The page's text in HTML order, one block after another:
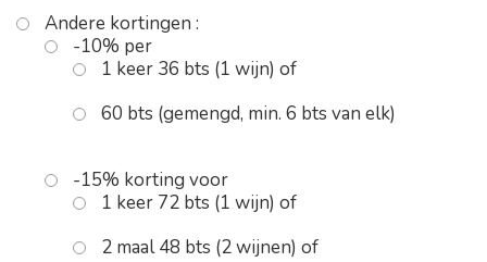
Andere kortingen :
-10% per
1 keer 36 bts (1 wijn) of
60 bts (gemengd, min. 6 bts van elk)
-15% korting voor
1 keer 72 bts (1 wijn) of
2 maal 48 bts (2 wijnen) of